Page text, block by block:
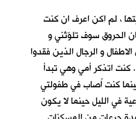
، لم اكن اعرف ان كنت
الحروق سوف تلوّثني و
و الرجال الذين فقدوا
كنت اتذكر أمي وهي تبدأ
كنت اُصاب في طفولتي
في الليل حينما لا يكون